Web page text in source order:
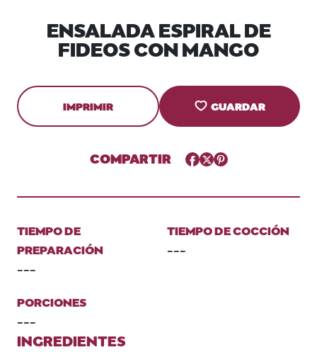
ENSALADA ESPIRAL DE
FIDEOS CON MANGO
IMPRIMIR GUARDAR
COMPARTIR Facebook
TwitterPinterest
TIEMPO DE
PREPARACIÓN
---
TIEMPO DE COCCIÓN
---
PORCIONES
---
INGREDIENTES